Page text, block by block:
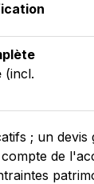
(incl.
; un devis
de